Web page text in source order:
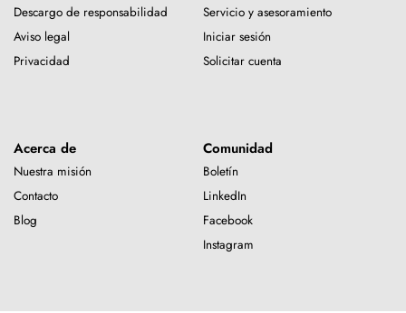
Descargo de responsabilidad
Aviso legal
Privacidad
Servicio y asesoramiento
Iniciar sesión
Solicitar cuenta
Acerca de
Nuestra misión
Contacto
Blog
Comunidad
Boletín
LinkedIn
Facebook
Instagram